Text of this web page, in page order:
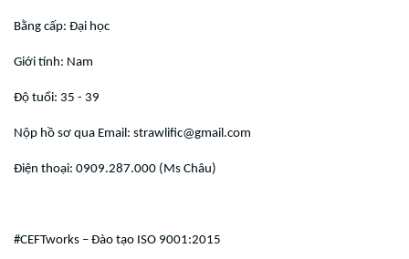
Bằng cấp: Đại học
Giới tính: Nam
Độ tuổi: 35 - 39
Nộp hồ sơ qua Email: strawlific@gmail.com
Điện thoại: 0909.287.000 (Ms Châu)
#CEFTworks – Đào tạo ISO 9001:2015